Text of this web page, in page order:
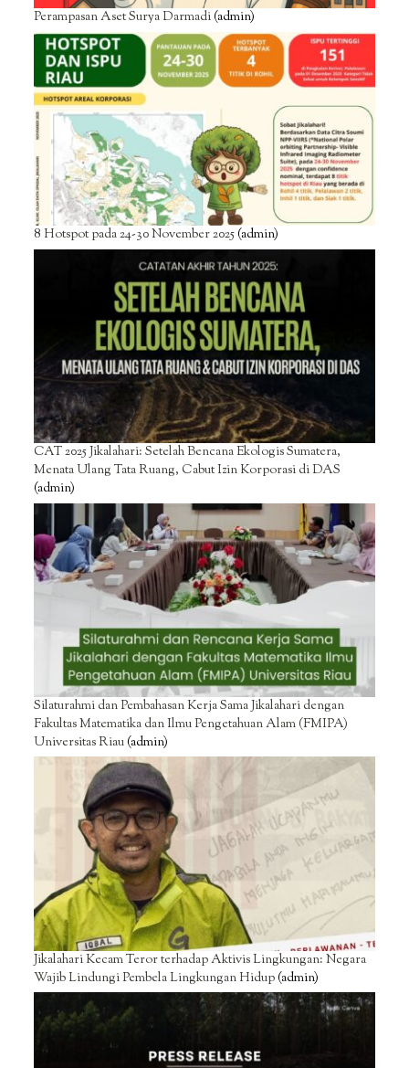
Perampasan Aset Surya Darmadi(admin)
8 Hotspot pada 24-30 November 2025(admin)
CAT 2025 Jikalahari: Setelah Bencana Ekologis Sumatera,
Menata Ulang Tata Ruang, Cabut Izin Korporasi di DAS
(admin)
Silaturahmi dan Pembahasan Kerja Sama Jikalahari dengan
Fakultas Matematika dan Ilmu Pengetahuan Alam (FMIPA)
Universitas Riau(admin)
Jikalahari Kecam Teror terhadap Aktivis Lingkungan: Negara
Wajib Lindungi Pembela Lingkungan Hidup(admin)